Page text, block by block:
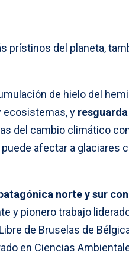
prístinos del planeta,
de hielo del
ecosistemas, y
del cambio climático
afectar a glaciares
norte y sur
y pionero trabajo
de Bruselas de
en Ciencias